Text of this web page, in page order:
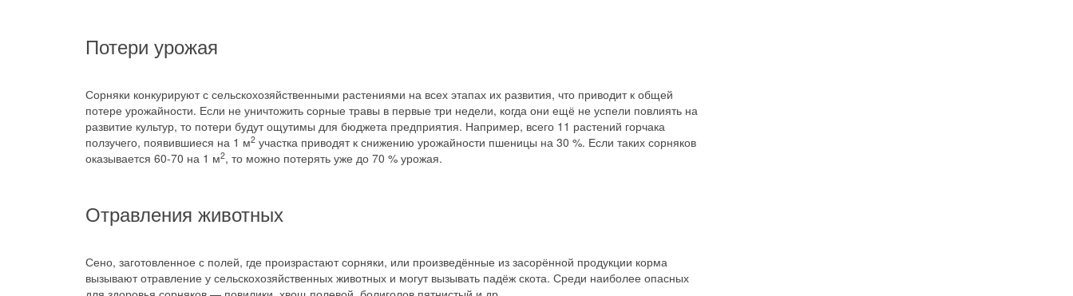
Потери урожая
Сорняки конкурируют с сельскохозяйственными растениями на всех этапах их развития, что приводит к общей
потере урожайности. Если не уничтожить сорные травы в первые три недели, когда они ещё не успели повлиять на
развитие культур, то потери будут ощутимы для бюджета предприятия. Например, всего 11 растений горчака
ползучего, появившиеся на 1 м2 участка приводят к снижению урожайности пшеницы на 30 %. Если таких сорняков
оказывается 60-70 на 1 м2, то можно потерять уже до 70 % урожая.
Отравления животных
Сено, заготовленное с полей, где произрастают сорняки, или произведённые из засорённой продукции корма
вызывают отравление у сельскохозяйственных животных и могут вызывать падёж скота. Среди наиболее опасных